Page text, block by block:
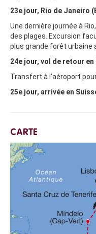
23e jour, Rio de Janeiro
Une dernière journée à
des plages. Excursion
plus grande forêt urbaine
24e jour, vol de retour en
Transfert à l’aéroport
25e jour, arrivée en
CARTE